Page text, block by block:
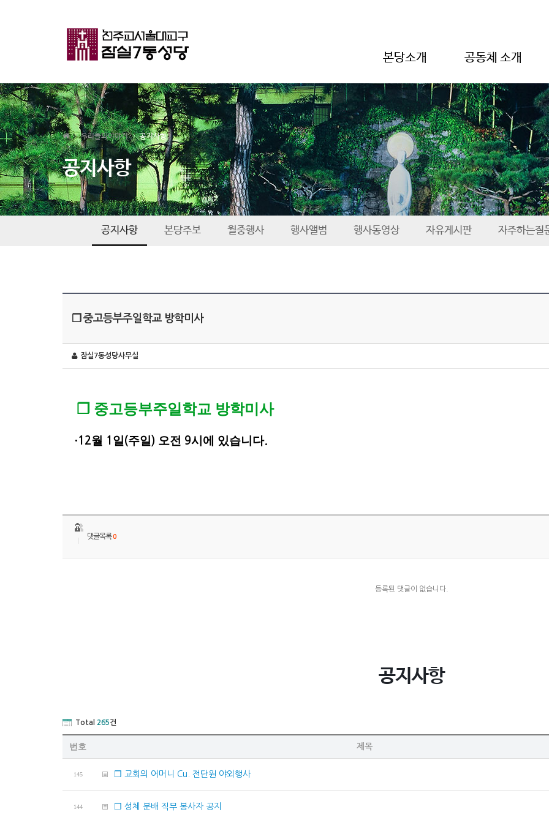
본당소개 공동체 소개
우리들의이야기 공지사항
공지사항
공지사항 본당주보 월중행사 행사앨범 행사동영상 자유게시판 자주하는질
❐ 중고등부주일학교 방학미사
잠실7동성당사무실
❐ 중고등부주일학교 방학미사
∙12월 1 일 (주일 ) 오전 9시에 있습니다.
댓글목록0
등록된 댓글이 없습니다.
공지사항
Total 265건
번호 제목
145 ❐ 교회의 어머니 Cu. 전단원 야외행사
144 ❐ 성체 분배 직무 봉사자 공지